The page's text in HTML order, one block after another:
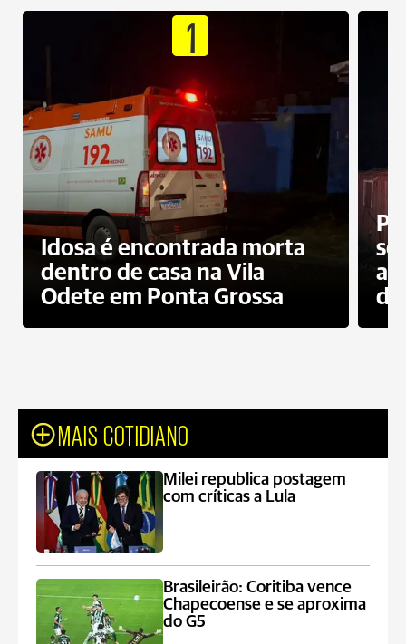
1
Idosa é encontrada morta
dentro de casa na Vila
Odete em Ponta Grossa
do
MAIS COTIDIANO
Milei republica postagem
com críticas a Lula
Brasileirão: Coritiba vence
Chapecoense e se aproxima
do G5